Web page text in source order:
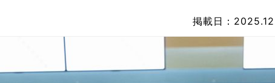
中高生が参加できるボランティア掲載日：